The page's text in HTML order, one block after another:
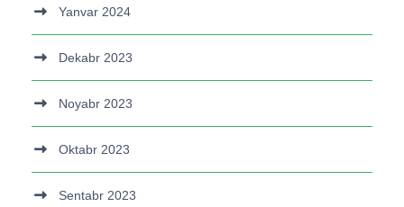
Yanvar 2024
Dekabr 2023
Noyabr 2023
Oktabr 2023
Sentabr 2023